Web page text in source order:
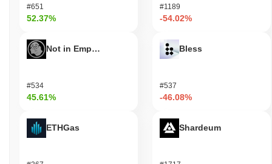
#651
52.37%
Not in Employment, Education, or Training
#534
45.61%
ETHGas
#1189
-54.02%
Bless
#537
-46.08%
Shardeum